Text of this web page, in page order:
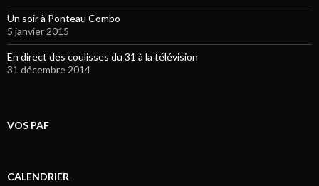
Un soir à Ponteau Combo
5 janvier 2015
En direct des coulisses du 31 à la télévision
31 décembre 2014
VOS PAF
CALENDRIER